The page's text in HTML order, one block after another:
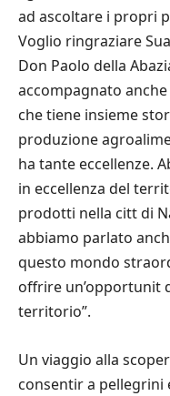
ad ascoltare i propri
Voglio ringraziare
Don Paolo della
accompagnato
che tiene insieme
produzione
ha tante eccellenze.
in eccellenza del
prodotti nella citt di
abbiamo parlato
questo mondo
offrire un’opportunit
territorio”.
Un viaggio alla
consentir a